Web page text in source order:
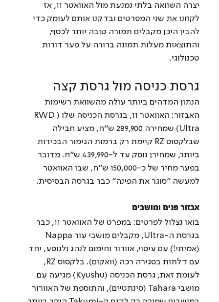
יצרה השוואה בלתי נמנעת מול האוואטר 11, אז
לקחנו את שני המפרטים ובדקנו אותם לעומק כדי
להבין היכן מקבלים תמורה טובה יותר לכסף,
והתוצאות מעלות תמונה ברורה על פער דורות
טכנולוגי.
גרסת כניסה מול גרסת קצה
הנתון המדהים ביותר עולה מהשוואת רשימות
האבזור: האוואטר 11, בגרסת הכניסה שלו (RWD
Ultra) שמחירה 289,900 ש"ח, מציע חבילה
שבלקסוס RZ קיימת רק ברמות הגימור הבכירות
ביותר, שמחירן נוסק עד ל-439,990 ש"ח. מדובר
בפער מחיר של כ-150,000 ש"ח, שבו האוואטר
למעשה "סוגר את הפינה" כבר בגרסה הבסיסית.
אבזור פנים ומושבים
בואו נצלול לפרטים: במפרט של האוואטר 11, כבר
(אמיתי!) עם עיסוי, אוורור וחימום לנהג ולנוסע, יחד
עם דלתות בסגירה רכה (וואקום). בלקסוס RZ,
לעומת זאת, גרסת הכניסה (Kyushu) מגיעה עם
מושבי Tahara (סינתטיים), והתוספת של האוורור